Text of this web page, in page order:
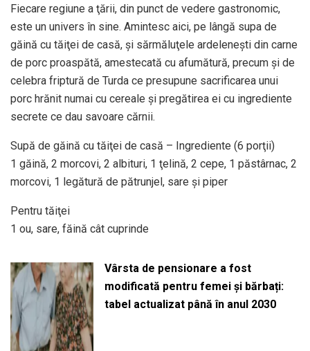
Fiecare regiune a ţării, din punct de vedere gastronomic,
este un univers în sine. Amintesc aici, pe lângă supa de
găină cu tăiţei de casă, şi sărmăluţele ardeleneşti din carne
de porc proaspătă, amestecată cu afumătură, precum şi de
celebra friptură de Turda ce presupune sacrificarea unui
porc hrănit numai cu cereale şi pregătirea ei cu ingrediente
secrete ce dau savoare cărnii.
Supă de găină cu tăiţei de casă – Ingrediente (6 porţii)
1 găină, 2 morcovi, 2 albituri, 1 ţelină, 2 cepe, 1 păstârnac, 2
morcovi, 1 legătură de pătrunjel, sare şi piper
Pentru tăiţei
1 ou, sare, făină cât cuprinde
Vârsta de pensionare a fost
modificată pentru femei și bărbați:
tabel actualizat până în anul 2030